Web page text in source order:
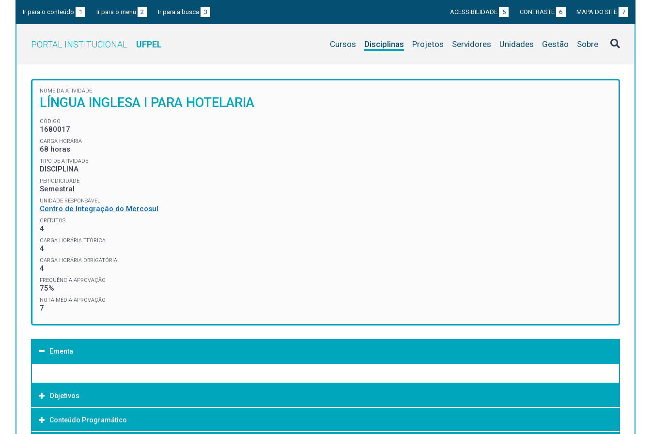
Ir para o conteúdo 1 Ir para o menu 2 Ir para a busca 3 ACESSIBILIDADE 5 CONTRASTE 6 MAPA DO SITE 7
PORTAL INSTITUCIONAL UFPEL Cursos Disciplinas Projetos Servidores Unidades Gestão Sobre
NOME DA ATIVIDADE
LÍNGUA INGLESA I PARA HOTELARIA
CÓDIGO
1680017
CARGA HORÁRIA
68 horas
TIPO DE ATIVIDADE
DISCIPLINA
PERIODICIDADE
Semestral
UNIDADE RESPONSÁVEL
Centro de Integração do Mercosul
CRÉDITOS
4
CARGA HORÁRIA TEÓRICA
4
CARGA HORÁRIA OBRIGATÓRIA
4
FREQUÊNCIA APROVAÇÃO
75%
NOTA MÉDIA APROVAÇÃO
7
Ementa
Objetivos
Objetivo Geral:
Conteúdo Programático